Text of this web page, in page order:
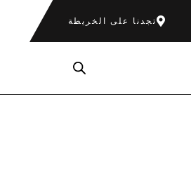
تجدنا على الخريطة